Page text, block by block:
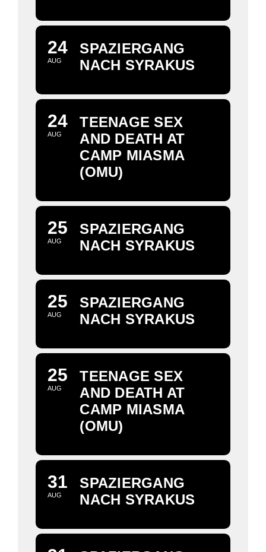
24
AUG
SPAZIERGANG
NACH SYRAKUS
24
AUG
TEENAGE SEX
AND DEATH AT
CAMP MIASMA
(OMU)
25
AUG
SPAZIERGANG
NACH SYRAKUS
25
AUG
SPAZIERGANG
NACH SYRAKUS
25
AUG
TEENAGE SEX
AND DEATH AT
CAMP MIASMA
(OMU)
31
AUG
SPAZIERGANG
NACH SYRAKUS